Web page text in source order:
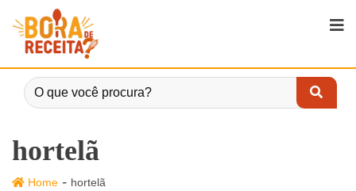
hortelã
Home - hortelã